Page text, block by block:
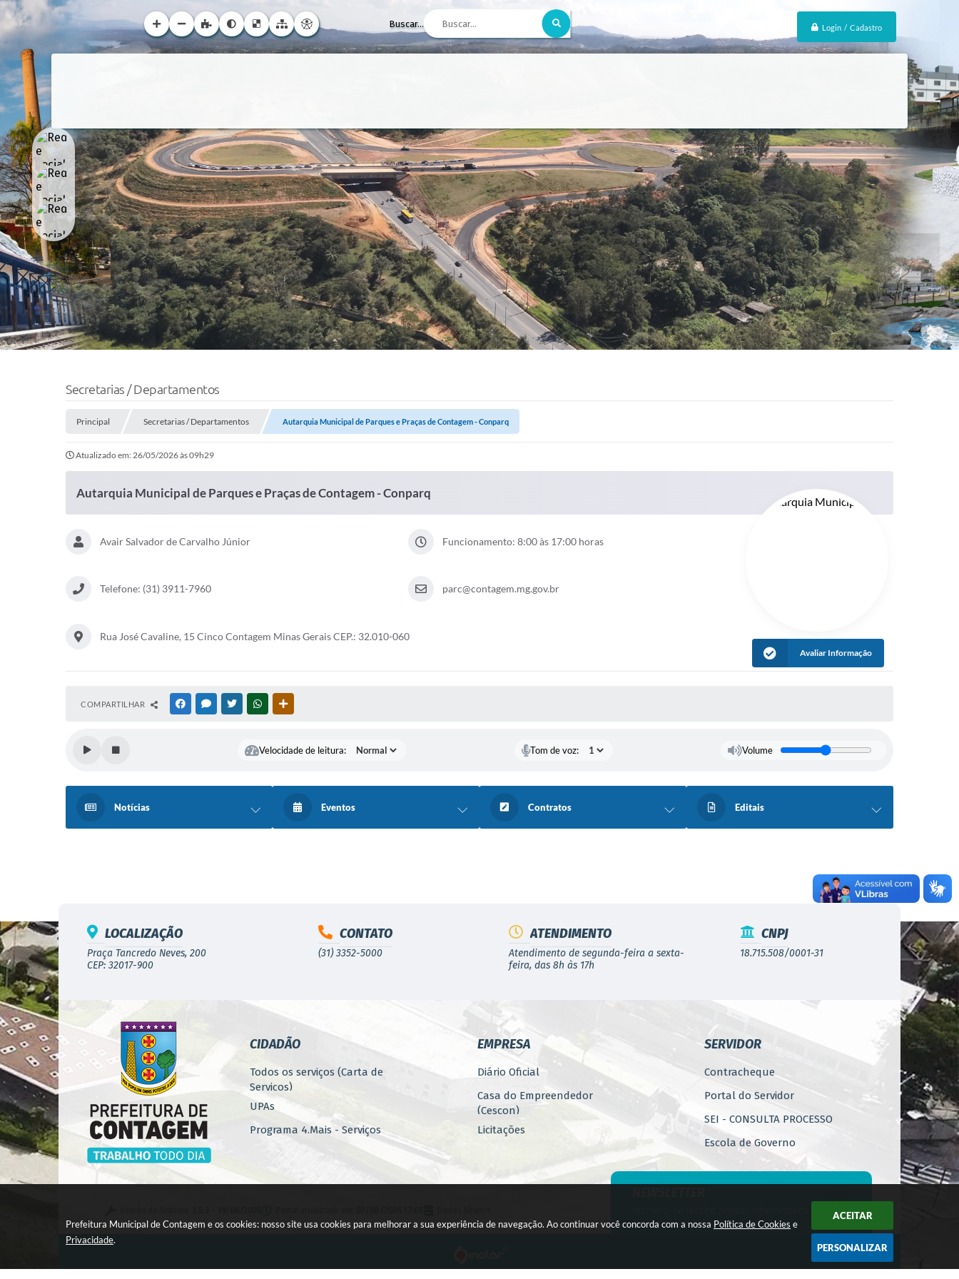
Prefeitura Municipal de Contagem e os cookies: nosso site usa cookies para melhorar a sua experiência de navegação. Ao continuar você concorda com a nossa Política de Cookies e
Privacidade.
ACEITAR
PERSONALIZAR
Login / Cadastro
Buscar...
Secretarias / Departamentos
Principal Secretarias / Departamentos Autarquia Municipal de Parques e Praças de Contagem - Conparq
Atualizado em: 26/05/2026 às 09h29
Autarquia Municipal de Parques e Praças de Contagem - Conparq
Avair Salvador de Carvalho Júnior Funcionamento: 8:00 às 17:00 horas
Telefone: (31) 3911-7960 parc@contagem.mg.gov.br
Rua José Cavaline, 15 Cinco Contagem Minas Gerais CEP.: 32.010-060
Avaliar Informação
COMPARTILHAR FACEBOOKMESSENGER
TWITTERWHATSAPP
Velocidade de leitura: Tom de voz: Volume
Notícias Eventos Contratos Editais
LOCALIZAÇÃO
Praça Tancredo Neves, 200
CEP: 32017-900
CONTATO
(31) 3352-5000
ATENDIMENTO
Atendimento de segunda-feira a sexta-
feira, das 8h às 17h
CNPJ
18.715.508/0001-31
CIDADÃO
Todos os serviços (Carta de
Serviços)
UPAs
Programa 4.Mais - Serviços
Concursos
Zoonoses
Monitoramento
EMPRESA
Diário Oficial
Casa do Empreendedor
(Cescon)
Licitações
Programa 4.Mais - Serviços
SERVIDOR
Contracheque
Portal do Servidor
SEI - CONSULTA PROCESSO
Escola de Governo
WebMail
Perícia Médica
Gerência de Segurança do